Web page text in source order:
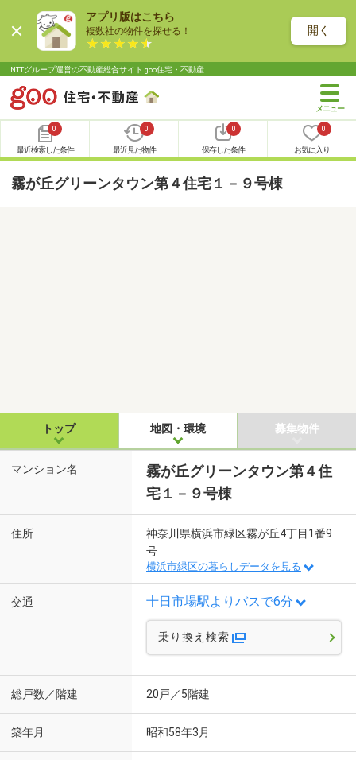
アプリ版はこちら
複数社の物件を探せる！ 開く
NTTグループ運営の不動産総合サイト goo住宅・不動産
0
最近検索した条件
0
最近見た物件
0
保存した条件
0
お気に入り
霧が丘グリーンタウン第４住宅１－９号棟
トップ 地図・環境 募集物件
マンション名
霧が丘グリーンタウン第４住
宅１－９号棟
住所
神奈川県横浜市緑区霧が丘4丁目1番9
号
横浜市緑区の暮らしデータを見る
交通 十日市場駅よりバスで6分
乗り換え検索
総戸数／階建 20戸／5階建
築年月 昭和58年3月